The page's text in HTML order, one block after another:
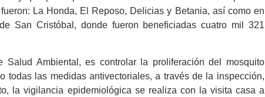
La Honda, El Reposo, Delicias y Betania, así como en
San Cristóbal, donde fueron beneficiadas cuatro mil 321
Ambiental, es controlar la proliferación del mosquito
todas las medidas antivectoriales, a través de la inspección,
la vigilancia epidemiológica se realiza con la visita casa a